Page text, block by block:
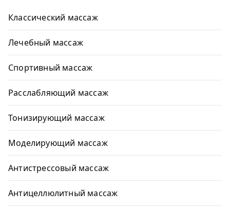
Классический массаж
Лечебный массаж
Спортивный массаж
Расслабляющий массаж
Тонизирующий массаж
Моделирующий массаж
Антистрессовый массаж
Антицеллюлитный массаж